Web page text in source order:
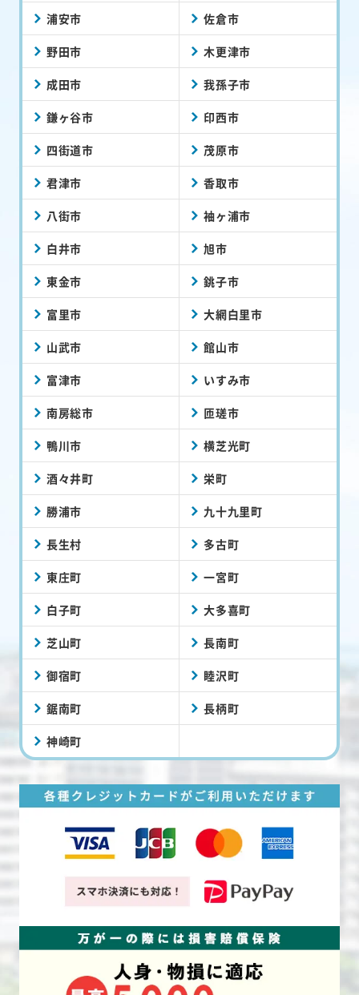
浦安市 佐倉市
野田市 木更津市
成田市 我孫子市
鎌ヶ谷市 印西市
四街道市 茂原市
君津市 香取市
八街市 袖ヶ浦市
白井市 旭市
東金市 銚子市
富里市 大網白里市
山武市 館山市
富津市 いすみ市
南房総市 匝瑳市
鴨川市 横芝光町
酒々井町 栄町
勝浦市 九十九里町
長生村 多古町
東庄町 一宮町
白子町 大多喜町
芝山町 長南町
御宿町 睦沢町
鋸南町 長柄町
神崎町